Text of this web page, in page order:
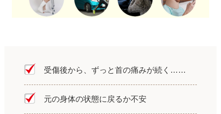
受傷後から、ずっと首の痛みが続く……
元の身体の状態に戻るか不安